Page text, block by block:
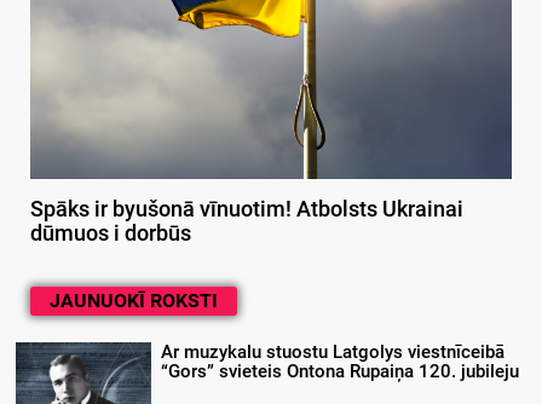
Spāks ir byušonā vīnuotim! Atbolsts Ukrainai
dūmuos i dorbūs
JAUNUOKĪ ROKSTI
Ar muzykalu stuostu Latgolys viestnīceibā
“Gors” svieteis Ontona Rupaiņa 120. jubileju